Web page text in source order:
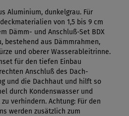
Aluminium, dunkelgrau. Für
von 1,5 bis 9 cm
Dämm- und Anschluß-Set BDX
bestehend aus Dämmrahmen,
und oberer Wasserableitrinne.
für den tiefen Einbau
Anschluß des Dach-
und die Dachhaut und hilft so
durch Kondenswasser und
verhindern. Achtung: Für den
werden zusätzlich zum